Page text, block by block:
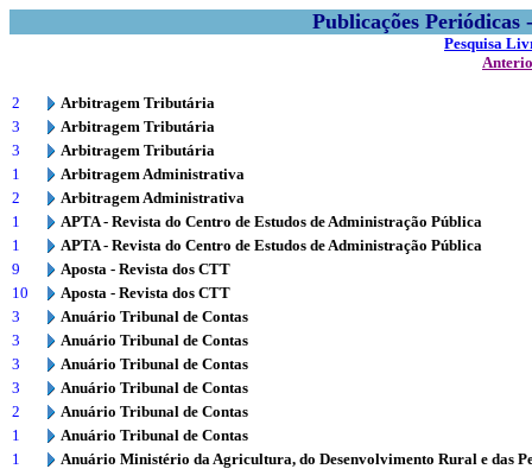
Publicações
Pesquisa
2
Arbitragem Tributária
3
Arbitragem Tributária
3
Arbitragem Tributária
1
Arbitragem Administrativa
2
Arbitragem Administrativa
1
APTA - Revista do Centro de Estudos de Administração Pública
1
APTA - Revista do Centro de Estudos de Administração Pública
9
Aposta - Revista dos CTT
10
Aposta - Revista dos CTT
3
Anuário Tribunal de Contas
3
Anuário Tribunal de Contas
3
Anuário Tribunal de Contas
3
Anuário Tribunal de Contas
2
Anuário Tribunal de Contas
1
Anuário Tribunal de Contas
1
Anuário Ministério da Agricultura, do Desenvolvimento Rural e das